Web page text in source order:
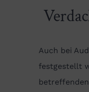
Auch bei
festgestellt